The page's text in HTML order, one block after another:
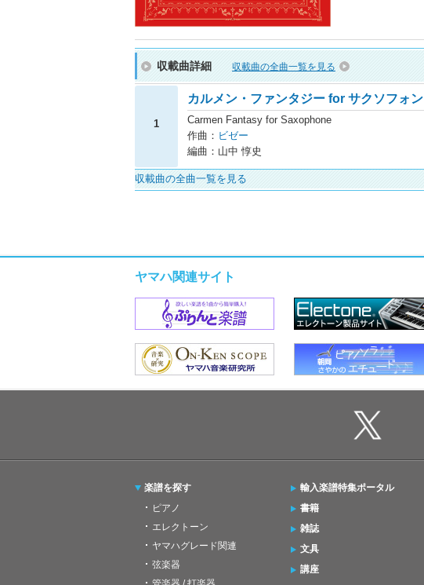
収載曲詳細 収載曲の全曲一覧を見る
1
カルメン・ファンタジー for サクソフォン
Carmen Fantasy for Saxophone
作曲： ビゼー
編曲：山中 惇史
収載曲の全曲一覧を見る
ヤマハ関連サイト
楽譜を探す
ピアノ
エレクトーン
ヤマハグレード関連
弦楽器
輸入楽譜特集ポータル
書籍
雑誌
文具
講座